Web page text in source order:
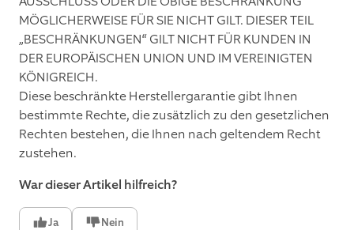
MÖGLICHERWEISE FÜR SIE NICHT GILT. DIESER TEIL
„BESCHRÄNKUNGEN“ GILT NICHT FÜR KUNDEN IN
DER EUROPÄISCHEN UNION UND IM VEREINIGTEN
KÖNIGREICH.
Diese beschränkte Herstellergarantie gibt Ihnen
bestimmte Rechte, die zusätzlich zu den gesetzlichen
Rechten bestehen, die Ihnen nach geltendem Recht
zustehen.
War dieser Artikel hilfreich?
Ja Nein